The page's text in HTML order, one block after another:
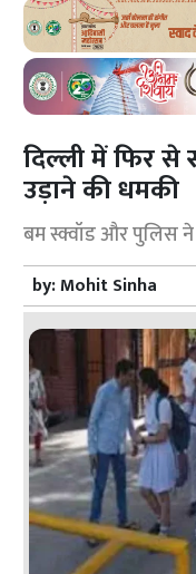
दिल्ली में फिर
उड़ाने की धमकी
बम स्क्वॉड और पुलिस
by:Mohit Sinha